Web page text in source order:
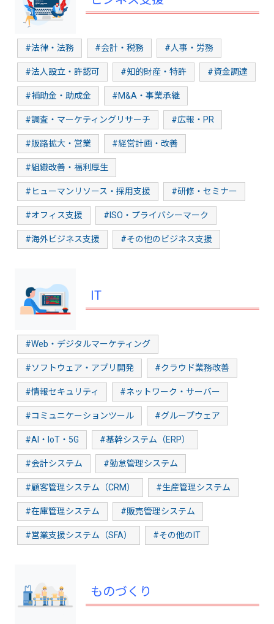
#法律・法務 #会計・税務 #人事・労務
#法人設立・許認可 #知的財産・特許 #資金調達
#補助金・助成金 #M&A・事業承継
#調査・マーケティングリサーチ #広報・PR
#販路拡大・営業 #経営計画・改善
#組織改善・福利厚生
#ヒューマンリソース・採用支援 #研修・セミナー
#オフィス支援 #ISO・プライバシーマーク
#海外ビジネス支援 #その他のビジネス支援
IT
#Web・デジタルマーケティング
#ソフトウェア・アプリ開発 #クラウド業務改善
#情報セキュリティ #ネットワーク・サーバー
#コミュニケーションツール #グループウェア
#AI・IoT・5G #基幹システム（ERP）
#会計システム #勤怠管理システム
#顧客管理システム（CRM） #生産管理システム
#在庫管理システム #販売管理システム
#営業支援システム（SFA） #その他のIT
ものづくり